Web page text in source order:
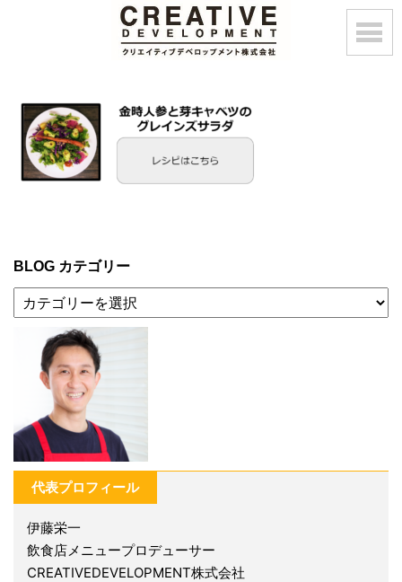
BLOG カテゴリー
代表プロフィール
伊藤栄一
飲食店メニュープロデューサー
CREATIVEDEVELOPMENT株式会社